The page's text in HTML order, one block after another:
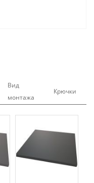
Вид
монтажа
Крючки